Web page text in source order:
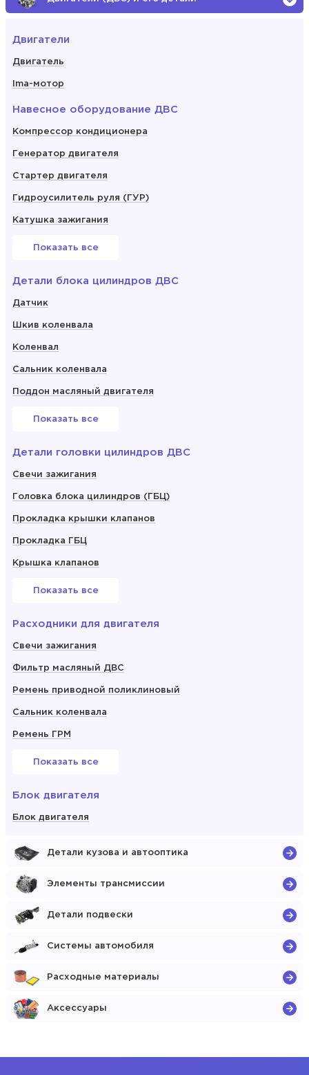
Двигатели
Двигатель
Ima-мотор
Навесное оборудование ДВС
Компрессор кондиционера
Генератор двигателя
Стартер двигателя
Гидроусилитель руля (ГУР)
Катушка зажигания
Показать все
Детали блока цилиндров ДВС
Датчик
Шкив коленвала
Коленвал
Сальник коленвала
Поддон масляный двигателя
Показать все
Детали головки цилиндров ДВС
Свечи зажигания
Головка блока цилиндров (ГБЦ)
Прокладка крышки клапанов
Прокладка ГБЦ
Крышка клапанов
Показать все
Расходники для двигателя
Свечи зажигания
Фильтр масляный ДВС
Ремень приводной поликлиновый
Сальник коленвала
Ремень ГРМ
Показать все
Блок двигателя
Блок двигателя
Детали кузова и автооптика
Элементы трансмиссии
Детали подвески
Системы автомобиля
Расходные материалы
Аксессуары